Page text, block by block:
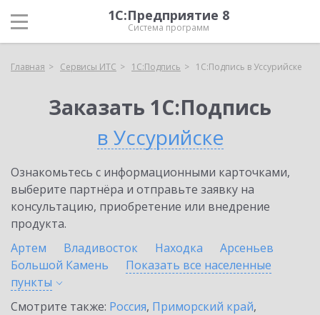
1С:Предприятие 8
Система программ
Главная Сервисы ИТС 1С:Подпись 1С:Подпись в Уссурийске
Заказать 1С:Подпись
в Уссурийске
Ознакомьтесь с информационными карточками,
выберите партнёра и отправьте заявку на
консультацию, приобретение или внедрение
продукта.
Артем
Владивосток Находка
Арсеньев
Большой Камень
Показать все населенные
пункты
Смотрите также: Россия, Приморский край,